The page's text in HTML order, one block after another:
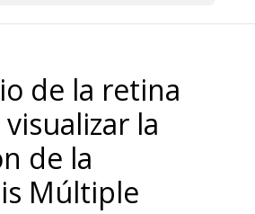
de la retina
la
de la
Múltiple